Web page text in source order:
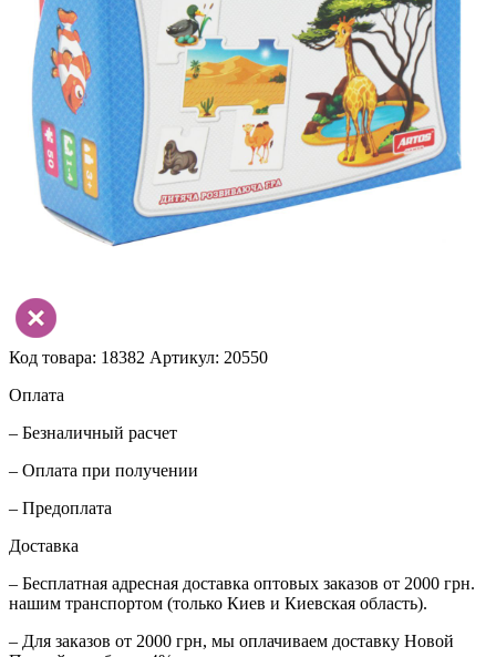
Код товара: 18382 Артикул: 20550
Оплата
– Безналичный расчет
– Оплата при получении
– Предоплата
Доставка
– Бесплатная адресная доставка оптовых заказов от 2000 грн.
нашим транспортом (только Киев и Киевская область).
– Для заказов от 2000 грн, мы оплачиваем доставку Новой